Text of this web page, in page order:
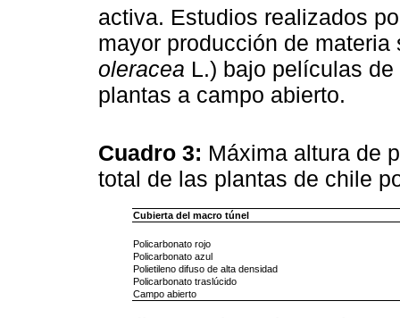
activa. Estudios realizados
mayor producción de
oleracea L.) bajo películas
plantas a campo abierto.
Cuadro 3: Máxima altura de
total de las plantas de chile
Cubierta del macro túnel
Policarbonato rojo
Policarbonato azul
Polietileno difuso de alta densidad
Policarbonato traslúcido
Campo abierto